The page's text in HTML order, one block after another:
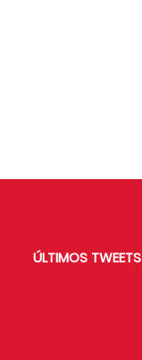
ÚLTIMOS TWEETS